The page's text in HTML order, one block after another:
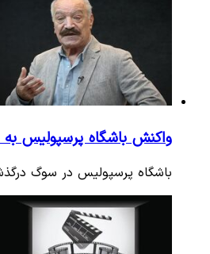
واکنش باشگاه پرسپولیس
باشگاه پرسپولیس در سوگ